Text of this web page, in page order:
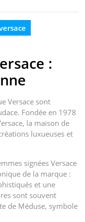
:
Versace sont
Fondée en 1978
la maison de
luxueuses et
signées Versace
de la marque :
et une
sont souvent
de Méduse, symbole